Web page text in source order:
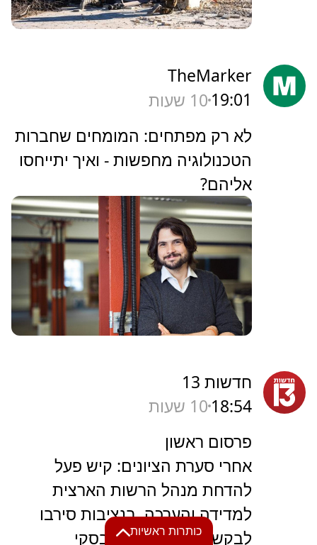
כותרות ראשיות
TheMarker
19:01 10 שעות
‏לא רק מפתחים: המומחים שחברות
הטכנולוגיה מחפשות - ואיך יתייחסו
אליהם?
חדשות 13
18:54 10 שעות
פרסום ראשון
אחרי סערת הציונים: קיש פעל
להדחת מנהל הרשות הארצית
למדידה והערכה, בנציבות סירבו
לבקשה | ליאור ורוצלבסקי